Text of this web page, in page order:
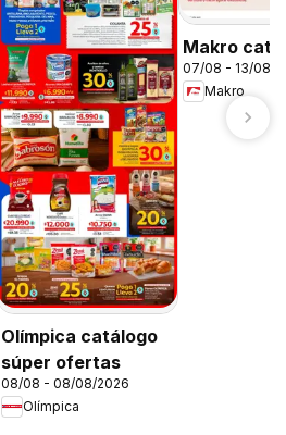
Olímpica catálogo
súper ofertas
08/08 - 08/08/2026
Olímpica
Makro
07/08 - 13/08/
Makro